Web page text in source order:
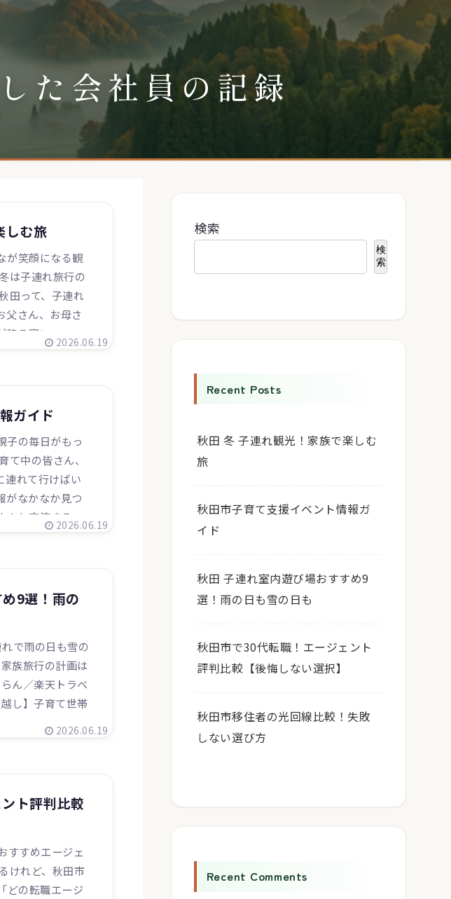
た会社員の記録
しむ旅
が笑顔になる観
は子連れ旅行の
田って、子連れ
父さん、お母さ
る寒い...
2026.06.19
ガイド
子の毎日がもっ
て中の皆さん、
連れて行けばい
がなかなか見つ
と交流する...
2026.06.19
9選！雨の
で雨の日も雪の
族旅行の計画は
ん／楽天トラベ
し】子育て世帯
2026.06.19
ト評判比較
すすめエージェ
けれど、秋田市
どの転職エージ
検索
検
索
Recent Posts
秋田 冬 子連れ観光！家族で楽しむ
旅
秋田市子育て支援イベント情報ガ
イド
秋田 子連れ室内遊び場おすすめ9
選！雨の日も雪の日も
秋田市で30代転職！エージェント
評判比較【後悔しない選択】
秋田市移住者の光回線比較！失敗
しない選び方
Recent Comments